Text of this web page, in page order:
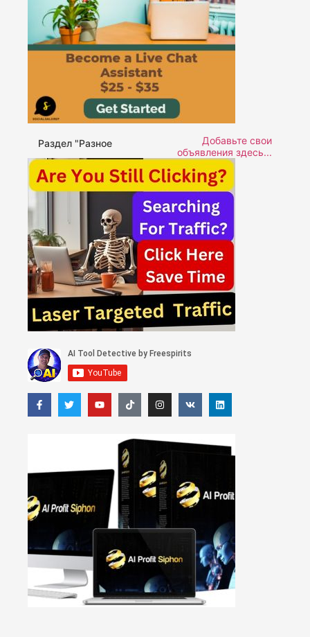
Раздел "Разное
Добавьте свои
объявления здесь...